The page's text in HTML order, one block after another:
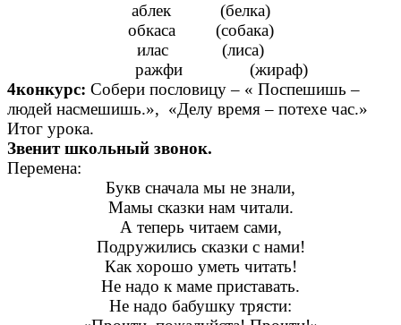
аблек (белка)
обкаса (собака)
илас (лиса)
ражфи (жираф)
4конкурс: Собери пословицу – « Поспешишь –
людей насмешишь.», «Делу время – потехе час.»
Итог урока.
Звенит школьный звонок.
Перемена:
Букв сначала мы не знали,
Мамы сказки нам читали.
А теперь читаем сами,
Подружились сказки с нами!
Как хорошо уметь читать!
Не надо к маме приставать.
Не надо бабушку трясти: